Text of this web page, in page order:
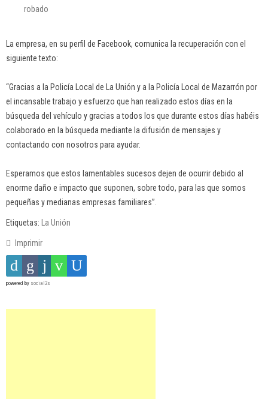
robado
La empresa, en su perfil de Facebook, comunica la recuperación con el
siguiente texto:
“Gracias a la Policía Local de La Unión y a la Policía Local de Mazarrón por
el incansable trabajo y esfuerzo que han realizado estos días en la
búsqueda del vehículo y gracias a todos los que durante estos días habéis
colaborado en la búsqueda mediante la difusión de mensajes y
contactando con nosotros para ayudar.
Esperamos que estos lamentables sucesos dejen de ocurrir debido al
enorme daño e impacto que suponen, sobre todo, para las que somos
pequeñas y medianas empresas familiares”.
Etiquetas: La Unión
Imprimir
powered by social2s